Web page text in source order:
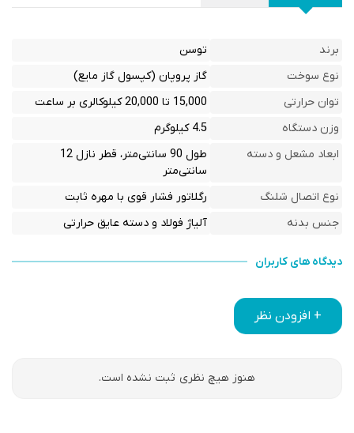
برند
توسن
نوع سوخت
گاز پروپان (کپسول گاز مایع)
توان حرارتی
15,000 تا 20,000 کیلوکالری بر ساعت
وزن دستگاه
4.5 کیلوگرم
ابعاد مشعل و دسته
طول 90 سانتی‌متر، قطر نازل 12
سانتی‌متر
نوع اتصال شلنگ
رگلاتور فشار قوی با مهره ثابت
جنس بدنه
آلیاژ فولاد و دسته عایق حرارتی
دیدگاه های کاربران
+ افزودن نظر
هنوز هیچ نظری ثبت نشده است.